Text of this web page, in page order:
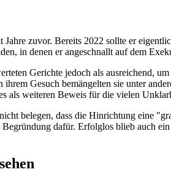
zuvor. Bereits 2022 sollte er
in denen er angeschnallt auf dem
Gerichte jedoch als ausreichend,
Gesuch bemängelten sie unter
als weiteren Beweis für die vielen
belegen, dass die Hinrichtung eine
dafür. Erfolglos blieb auch